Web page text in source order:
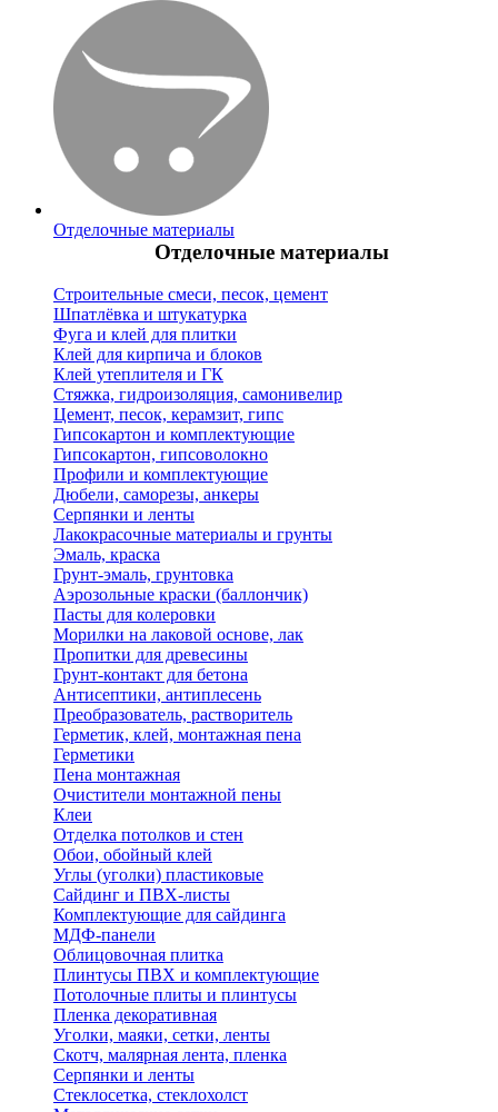
Отделочные материалы
Отделочные материалы
Строительные смеси, песок, цемент
Шпатлёвка и штукатурка
Фуга и клей для плитки
Клей для кирпича и блоков
Клей утеплителя и ГК
Стяжка, гидроизоляция, самонивелир
Цемент, песок, керамзит, гипс
Гипсокартон и комплектующие
Гипсокартон, гипсоволокно
Профили и комплектующие
Дюбели, саморезы, анкеры
Серпянки и ленты
Лакокрасочные материалы и грунты
Эмаль, краска
Грунт-эмаль, грунтовка
Аэрозольные краски (баллончик)
Пасты для колеровки
Морилки на лаковой основе, лак
Пропитки для древесины
Грунт-контакт для бетона
Антисептики, антиплесень
Преобразователь, растворитель
Герметик, клей, монтажная пена
Герметики
Пена монтажная
Очистители монтажной пены
Клеи
Отделка потолков и стен
Обои, обойный клей
Углы (уголки) пластиковые
Сайдинг и ПВХ-листы
Комплектующие для сайдинга
МДФ-панели
Облицовочная плитка
Плинтусы ПВХ и комплектующие
Потолочные плиты и плинтусы
Пленка декоративная
Уголки, маяки, сетки, ленты
Скотч, малярная лента, пленка
Серпянки и ленты
Стеклосетка, стеклохолст